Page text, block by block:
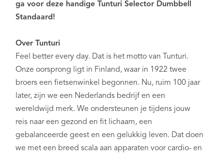
ga voor deze handige Tunturi Selector Dumbbell
Standaard!
Over Tunturi
Feel better every day. Dat is het motto van Tunturi.
Onze oorsprong ligt in Finland, waar in 1922 twee
broers een fietsenwinkel begonnen. Nu, ruim 100 jaar
later, zijn we een Nederlands bedrijf en een
wereldwijd merk. We ondersteunen je tijdens jouw
reis naar een gezond en fit lichaam, een
gebalanceerde geest en een gelukkig leven. Dat doen
we met een breed scala aan apparaten voor cardio- en